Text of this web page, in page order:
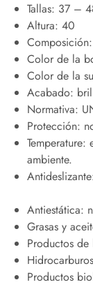
Tallas: 37 –
Altura: 40
Color de la
Color de la
Acabado:
Normativa:
Protección:
ambiente.
Antiestática:
Grasas y
Productos
Productos